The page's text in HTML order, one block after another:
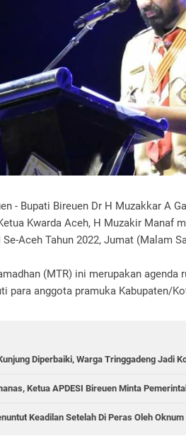
- Bupati Bireuen Dr H Muzakkar A
Kwarda Aceh, H Muzakir Manaf
Se-Aceh Tahun 2022, Jumat (Malam
(MTR) ini merupakan
para anggota pramuka Kabupaten/
Diperbaiki, Warga Tringgadeng Jadi
Ketua APDESI Bireuen Minta
Keadilan Setelah Di Peras Oleh Oknum